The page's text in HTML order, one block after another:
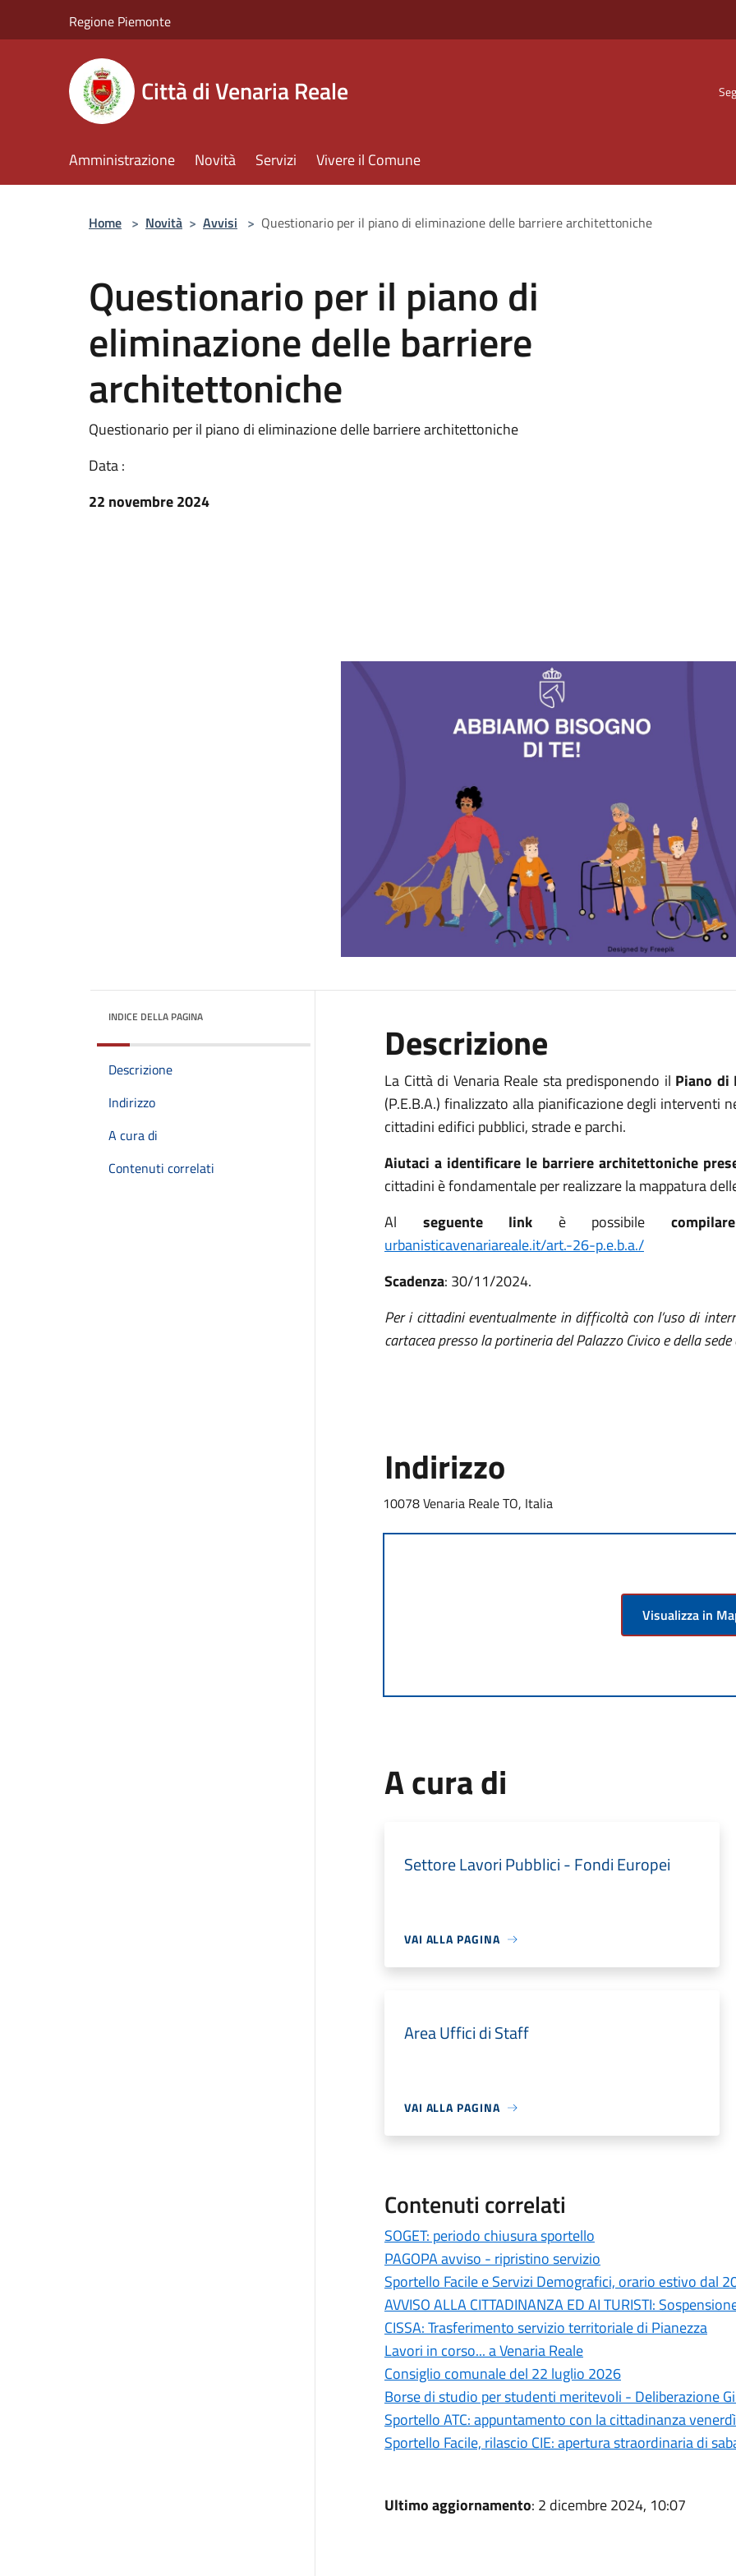
Regione Piemonte
Città di Venaria Reale
Amministrazione Novità Servizi Vivere il Comune
Home > Novità > Avvisi > Questionario per il piano di eliminazione delle barriere architettoniche
Questionario per il piano di
eliminazione delle barriere
architettoniche
Questionario per il piano di eliminazione delle barriere architettoniche
Data :
22 novembre 2024
INDICE DELLA PAGINA
Descrizione
Indirizzo
A cura di
Contenuti correlati
Descrizione
La Città di Venaria Reale sta predisponendo il Piano di
(P.E.B.A.) finalizzato alla pianificazione degli interventi
cittadini edifici pubblici, strade e parchi.
Aiutaci a identificare le barriere architettoniche
cittadini è fondamentale per realizzare la mappatura
Al seguente link è possibile
urbanisticavenariareale.it/art.-26-p.e.b.a./
Scadenza: 30/11/2024.
Per i cittadini eventualmente in difficoltà con l’uso di
cartacea presso la portineria del Palazzo Civico e della
Indirizzo
10078 Venaria Reale TO, Italia
Visualizza in
A cura di
Settore Lavori Pubblici - Fondi Europei
VAI ALLA PAGINA
Area Uffici di Staff
VAI ALLA PAGINA
Contenuti correlati
SOGET: periodo chiusura sportello
PAGOPA avviso - ripristino servizio
Sportello Facile e Servizi Demografici, orario estivo dal
AVVISO ALLA CITTADINANZA ED AI TURISTI:
CISSA: Trasferimento servizio territoriale di Pianezza
Lavori in corso... a Venaria Reale
Consiglio comunale del 22 luglio 2026
Borse di studio per studenti meritevoli - Deliberazione
Sportello ATC: appuntamento con la cittadinanza
Sportello Facile, rilascio CIE: apertura straordinaria di
Ultimo aggiornamento: 2 dicembre 2024, 10:07